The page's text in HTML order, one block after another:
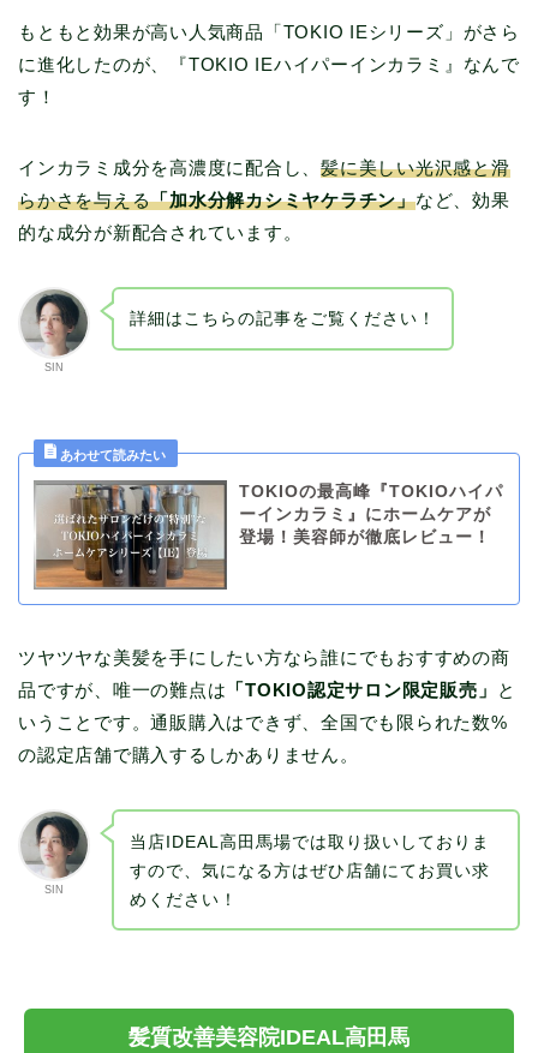
もともと効果が高い人気商品「TOKIO IEシリーズ」がさら
に進化したのが、『TOKIO IEハイパーインカラミ』なんで
す！
インカラミ成分を高濃度に配合し、髪に美しい光沢感と滑
らかさを与える「加水分解カシミヤケラチン」など、効果
的な成分が新配合されています。
SIN
詳細はこちらの記事をご覧ください！
TOKIOの最高峰『TOKIOハイパ
ーインカラミ』にホームケアが
登場！美容師が徹底レビュー！
ツヤツヤな美髪を手にしたい方なら誰にでもおすすめの商
品ですが、唯一の難点は 「TOKIO認定サロン限定販売」
と
いうことです。通販購入はできず、全国でも限られた数%
の認定店舗で購入するしかありません。
SIN
当店IDEAL高田馬場では取り扱いしておりま
すので、気になる方はぜひ店舗にてお買い求
めください！
髪質改善美容院IDEAL高田馬